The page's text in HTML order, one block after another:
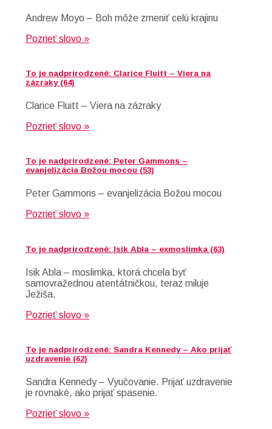
Andrew Moyo – Boh môže zmeniť celú krajinu
Pozrieť slovo »
To je nadprirodzené: Clarice Fluitt – Viera na
zázraky (64)
Clarice Fluitt – Viera na zázraky
Pozrieť slovo »
To je nadprirodzené: Peter Gammons –
evanjelizácia Božou mocou (53)
Peter Gammons – evanjelizácia Božou mocou
Pozrieť slovo »
To je nadprirodzené: Isik Abla – exmoslimka (63)
Isik Abla – moslimka, ktorá chcela byť
samovražednou atentátničkou, teraz miluje
Ježiša.
Pozrieť slovo »
To je nadprirodzené: Sandra Kennedy – Ako prijať
uzdravenie (62)
Sandra Kennedy – Vyučovanie. Prijať uzdravenie
je rovnaké, ako prijať spasenie.
Pozrieť slovo »